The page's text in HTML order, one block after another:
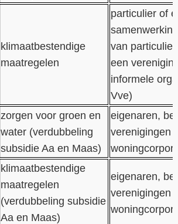
klimaatbestendige
maatregelen
particulier of
van
een
informele
Vve)
zorgen voor groen en
water (verdubbeling
subsidie Aa en Maas)
eigenaren,
verenigingen
klimaatbestendige
maatregelen
(verdubbeling subsidie
Aa en Maas)
eigenaren,
verenigingen